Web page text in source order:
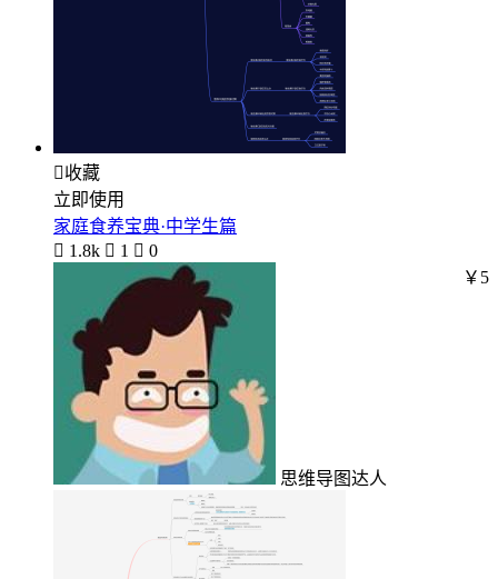
收藏
立即使用
家庭食养宝典·中学生篇
 1.8k  1  0
思维导图达人
￥5